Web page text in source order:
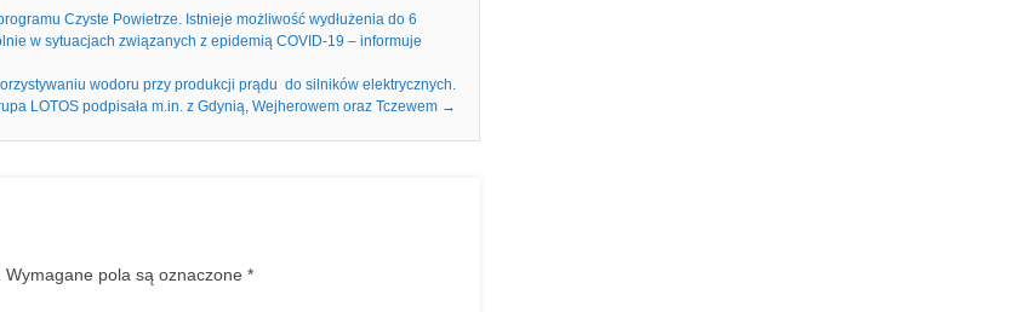
Czyste Powietrze. Istnieje możliwość wydłużenia do 6
w sytuacjach związanych z epidemią COVID-19 – informuje
wodoru przy produkcji prądu do silników elektrycznych.
LOTOS podpisała m.in. z Gdynią, Wejherowem oraz Tczewem →
Wymagane pola są oznaczone *